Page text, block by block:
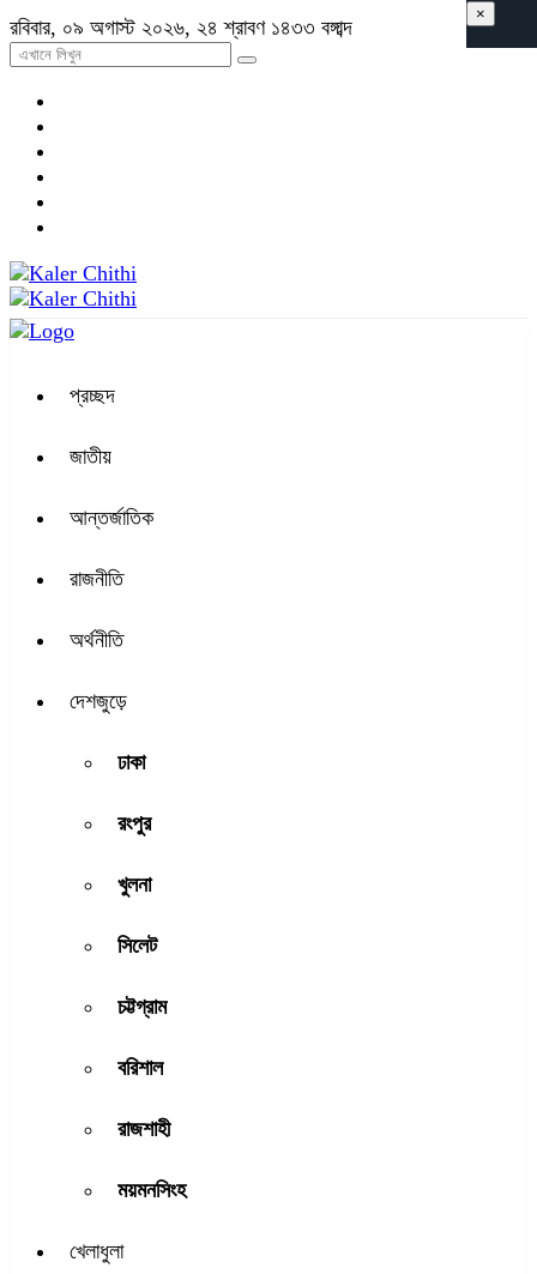
রবিবার, ০৯ অগাস্ট ২০২৬, ২৪ শ্রাবণ ১৪৩৩ বঙ্গাব্দ
প্রচ্ছদ
জাতীয়
আন্তর্জাতিক
রাজনীতি
অর্থনীতি
দেশজুড়ে
ঢাকা
রংপুর
খুলনা
সিলেট
চট্টগ্রাম
বরিশাল
রাজশাহী
ময়মনসিংহ
খেলাধুলা
×